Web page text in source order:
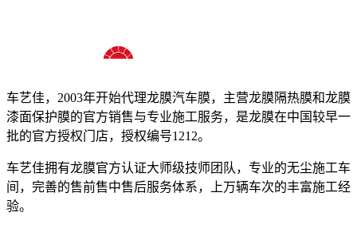
车艺佳，2003年开始代理龙膜汽车膜，主营龙膜隔热膜和龙膜
漆面保护膜的官方销售与专业施工服务，是龙膜在中国较早一
批的官方授权门店，授权编号1212。
车艺佳拥有龙膜官方认证大师级技师团队，专业的无尘施工车
间，完善的售前售中售后服务体系，上万辆车次的丰富施工经
验。